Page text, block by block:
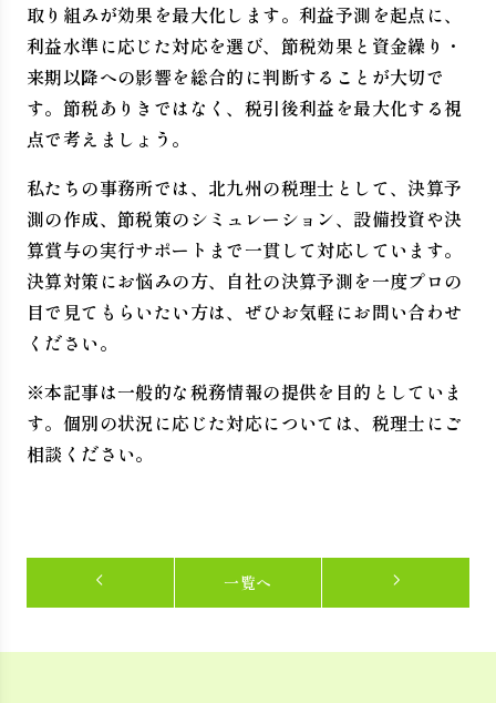
取り組みが効果を最大化します。利益予測を起点に、
利益水準に応じた対応を選び、節税効果と資金繰り・
来期以降への影響を総合的に判断することが大切で
す。節税ありきではなく、税引後利益を最大化する視
点で考えましょう。
私たちの事務所では、北九州の税理士として、決算予
測の作成、節税策のシミュレーション、設備投資や決
算賞与の実行サポートまで一貫して対応しています。
決算対策にお悩みの方、自社の決算予測を一度プロの
目で見てもらいたい方は、ぜひお気軽にお問い合わせ
ください。
※本記事は一般的な税務情報の提供を目的としていま
す。個別の状況に応じた対応については、税理士にご
相談ください。
一覧へ